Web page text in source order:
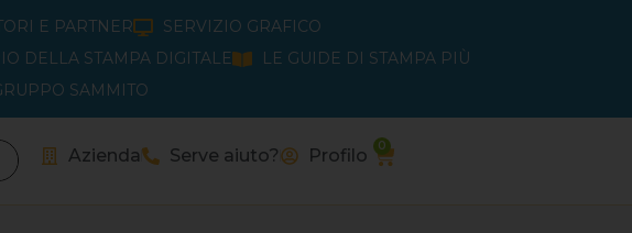
E PARTNER
SERVIZIO GRAFICO
DELLA STAMPA DIGITALE
LE GUIDE DI STAMPA PIÙ
SAMMITO
Azienda Serve aiuto? Profilo 0
Carrello